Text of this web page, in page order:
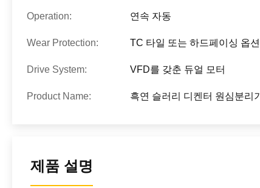
Operation: 연속 자동
Wear Protection: TC 타일 또는 하드페이싱 옵션
Drive System: VFD를 갖춘 듀얼 모터
Product Name: 흑연 슬러리 디켄터 원심분리기
제품 설명